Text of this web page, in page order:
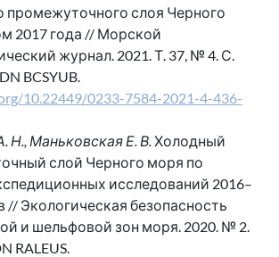
промежуточного слоя Черного
2017 года // Морской
журнал. 2021. Т. 37, № 4. С.
BCSYUB.
10.22449/0233-7584-2021-4-436-
Н., Маньковская Е. В.Холодный
слой Черного моря по
исследований 2016–
// Экологическая безопасность
и шельфовой зон моря. 2020. № 2.
RALEUS.